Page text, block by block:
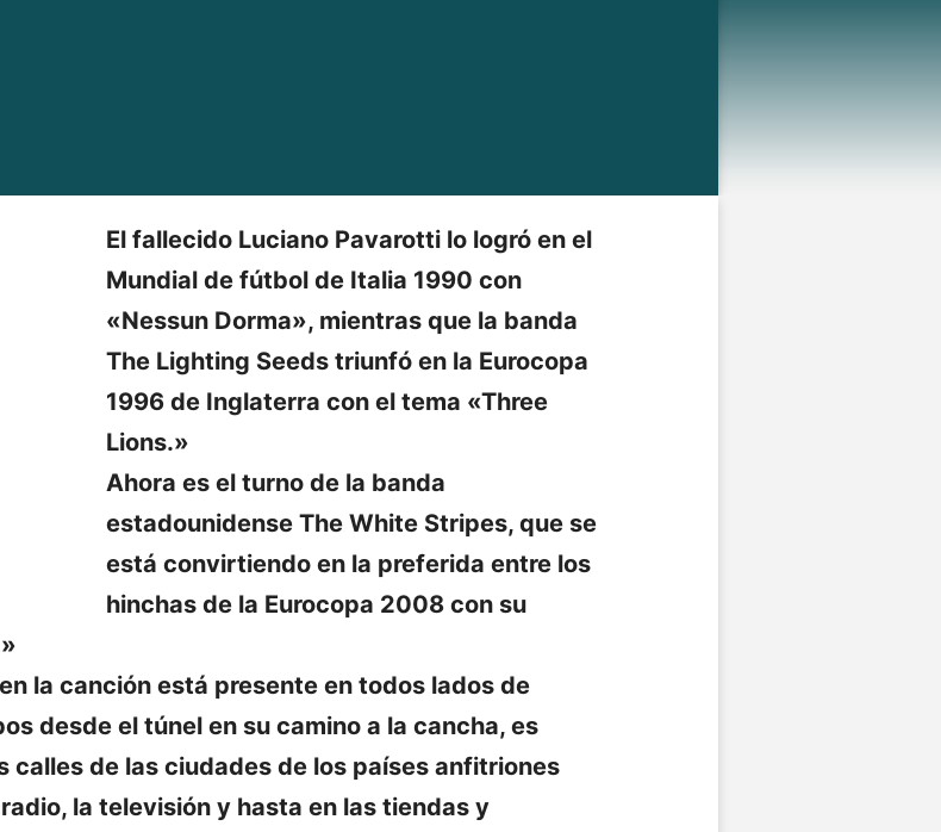
El fallecido Luciano Pavarotti lo logró en el
Mundial de fútbol de Italia 1990 con
«Nessun Dorma», mientras que la banda
The Lighting Seeds triunfó en la Eurocopa
1996 de Inglaterra con el tema «Three
Lions.»
Ahora es el turno de la banda
estadounidense The White Stripes, que se
está convirtiendo en la preferida entre los
hinchas de la Eurocopa 2008 con su
la canción está presente en todos lados de
desde el túnel en su camino a la cancha, es
calles de las ciudades de los países anfitriones
la televisión y hasta en las tiendas y